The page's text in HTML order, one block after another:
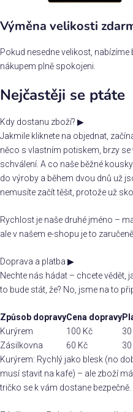
Výměna velikosti
Pokud nesedne velikost,
nákupem plně spokojeni.
Nejčastěji se ptáte
Kdy dostanu zboží? ▶
Jakmile kliknete na objednat,
něco s vlastním potiskem, brzy
schválení. A co naše běžné
do výroby a během dvou dnů už
nemusíte začít těšit, protože už
Rychlost je naše druhé jméno –
ale v našem e-shopu je to
Doprava a platba ▶
Nechte nás hádat – chcete vědět,
to bude stát, že? No, jsme na to
Způsob dopravyCena dopravy
Kurýrem
100 Kč
Zásilkovna
60 Kč
Kurýrem: Rychlý jako blesk (no
musí stavit na kafe) – ale zboží
tričko se k vám dostane bezpečně.